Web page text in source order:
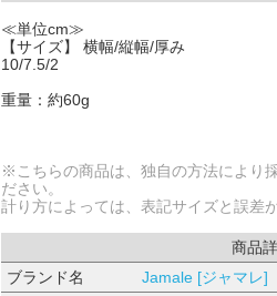
≪単位cm≫
【サイズ】 横幅/縦幅/厚み
10/7.5/2
重量：約60g
※こちらの商品は、独自の方法により
ださい。
計り方によっては、表記サイズと誤差
商品
ブランド名
Jamale [ジャマレ]